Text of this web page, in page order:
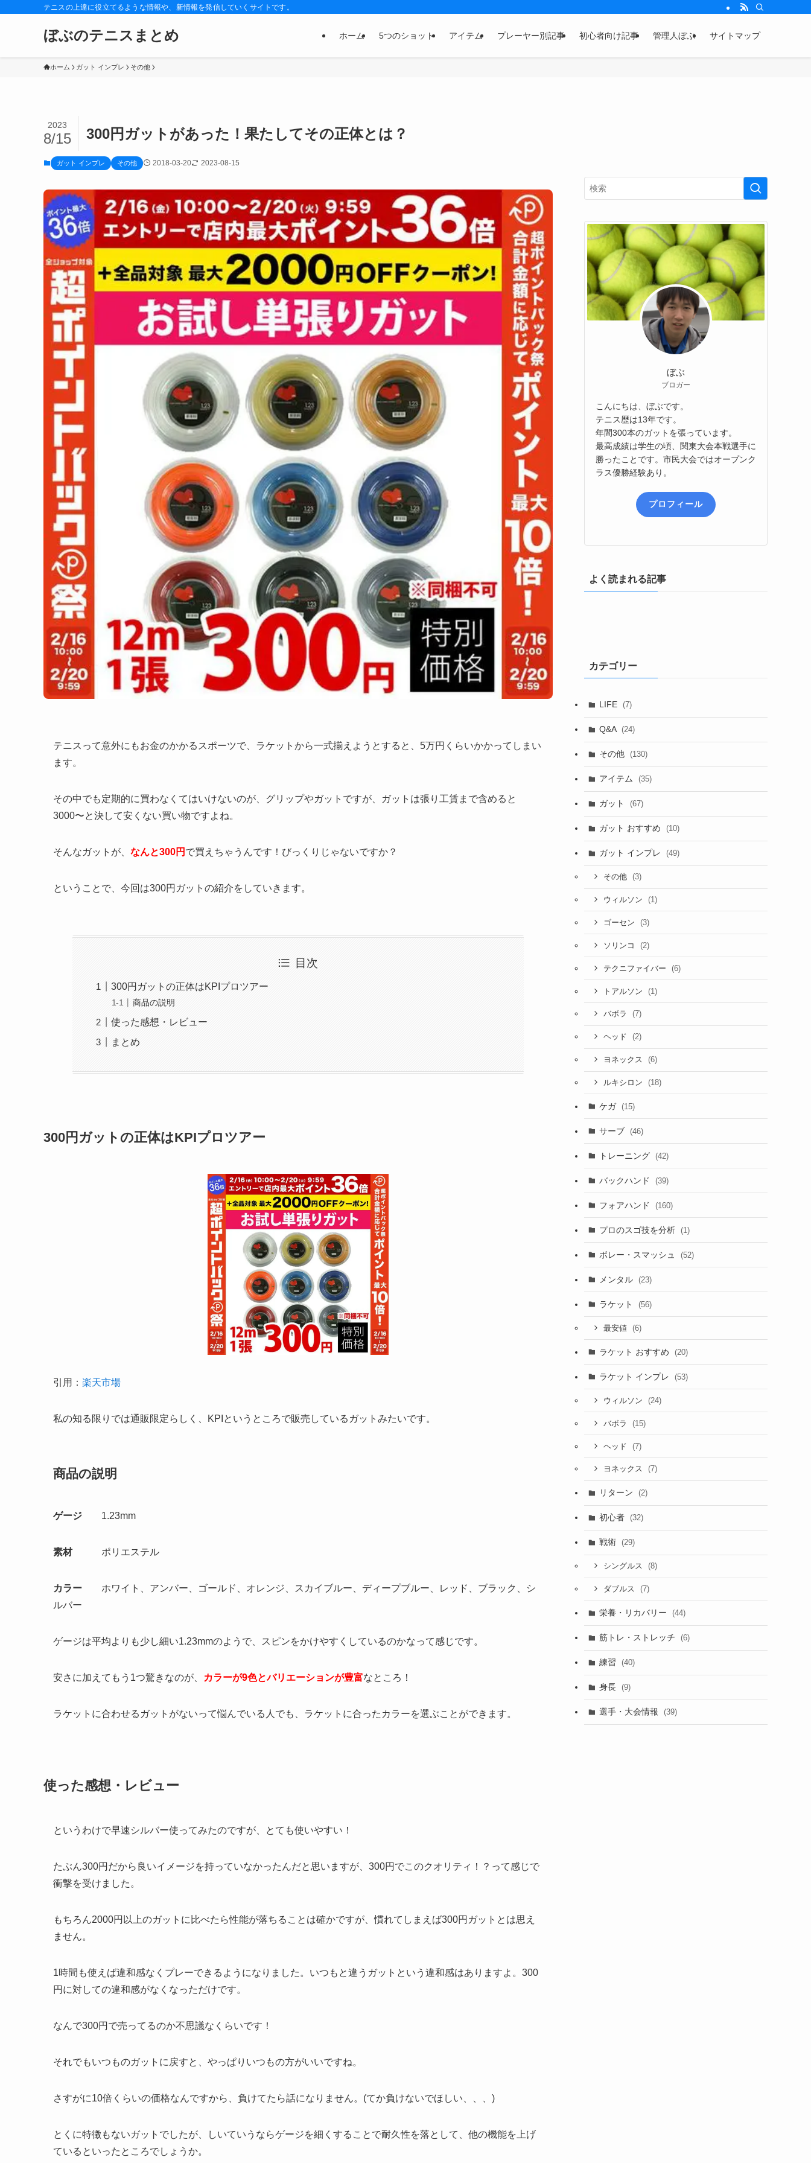
テニスの上達に役立てるような情報や、新情報を発信していくサイトです。
ぼぶのテニスまとめ ホーム 5つのショット アイテム プレーヤー別記事 初心者向け記事 管理人ぼぶ サイトマップ
ホーム ガット インプレ その他
300円ガットがあった！果たしてその正体とは？
2023
8/15
ガット インプレ その他 2018-03-20 2023-08-15
テニスって意外にもお金のかかるスポーツで、ラケットから一式揃えようとすると、5万円くらいかかってしまい
ます。
その中でも定期的に買わなくてはいけないのが、グリップやガットですが、ガットは張り工賃まで含めると
3000〜と決して安くない買い物ですよね。
そんなガットが、 なんと300円 で買えちゃうんです！びっくりじゃないですか？
ということで、今回は300円ガットの紹介をしていきます。
目次
300円ガットの正体はKPIプロツアー
商品の説明
使った感想・レビュー
まとめ
300円ガットの正体はKPIプロツアー
引用： 楽天市場
私の知る限りでは通販限定らしく、KPIというところで販売しているガットみたいです。
商品の説明
ゲージ 1.23mm
素材ポリエステル
カラー ホワイト、アンバー、ゴールド、オレンジ、スカイブルー、ディープブルー、レッド、ブラック、シ
ルバー
ゲージは平均よりも少し細い1.23mmのようで、スピンをかけやすくしているのかなって感じです。
安さに加えてもう1つ驚きなのが、 カラーが9色とバリエーションが豊富なところ！
ラケットに合わせるガットがないって悩んでいる人でも、ラケットに合ったカラーを選ぶことができます。
使った感想・レビュー
というわけで早速シルバー使ってみたのですが、とても使いやすい！
たぶん300円だから良いイメージを持っていなかったんだと思いますが、300円でこのクオリティ！？って感じで
衝撃を受けました。
もちろん2000円以上のガットに比べたら性能が落ちることは確かですが、慣れてしまえば300円ガットとは思え
ません。
1時間も使えば違和感なくプレーできるようになりました。いつもと違うガットという違和感はありますよ。300
円に対しての違和感がなくなっただけです。
なんで300円で売ってるのか不思議なくらいです！
それでもいつものガットに戻すと、やっぱりいつもの方がいいですね。
さすがに10倍くらいの価格なんですから、負けてたら話になりません。(てか負けないでほしい、、、)
とくに特徴もないガットでしたが、しいていうならゲージを細くすることで耐久性を落として、他の機能を上げ
ているといったところでしょうか。
ぼぶ
ブロガー
こんにちは、ぼぶです。
テニス歴は13年です。
年間300本のガットを張っています。
最高成績は学生の頃、関東大会本戦選手に
勝ったことです。市民大会ではオープンク
ラス優勝経験あり。
プロフィール
よく読まれる記事
カテゴリー
LIFE (7)
Q&A (24)
その他 (130)
アイテム (35)
ガット (67)
ガット おすすめ (10)
ガット インプレ (49)
その他 (3)
ウィルソン (1)
ゴーセン (3)
ソリンコ (2)
テクニファイバー (6)
トアルソン (1)
バボラ (7)
ヘッド (2)
ヨネックス (6)
ルキシロン (18)
ケガ (15)
サーブ (46)
トレーニング (42)
バックハンド (39)
フォアハンド (160)
プロのスゴ技を分析 (1)
ボレー・スマッシュ (52)
メンタル (23)
ラケット (56)
最安値 (6)
ラケット おすすめ (20)
ラケット インプレ (53)
ウィルソン (24)
バボラ (15)
ヘッド (7)
ヨネックス (7)
リターン (2)
初心者 (32)
戦術 (29)
シングルス (8)
ダブルス (7)
栄養・リカバリー (44)
筋トレ・ストレッチ (6)
練習 (40)
身長 (9)
選手・大会情報 (39)